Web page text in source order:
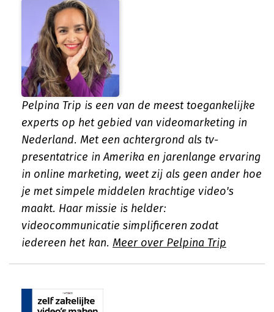
Pelpina Trip is een van de meest toegankelijke
experts op het gebied van videomarketing in
Nederland. Met een achtergrond als tv-
presentatrice in Amerika en jarenlange ervaring
in online marketing, weet zij als geen ander hoe
je met simpele middelen krachtige video's
maakt. Haar missie is helder:
videocommunicatie simplificeren zodat
iedereen het kan. Meer over Pelpina Trip